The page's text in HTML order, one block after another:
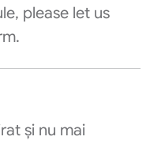
please let us
și nu mai